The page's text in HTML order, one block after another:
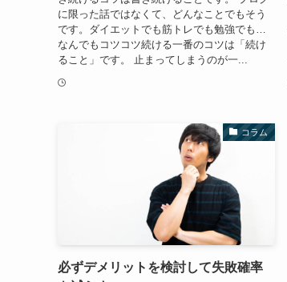
に限った話ではなくて、どんなことでもそう
です。ダイエットでも筋トレでも勉強でも…
なんでもコツコツ続ける一番のコツは「続け
ること」です。 止まってしまうのが一...
コラム
必ずデメリットを検討して失敗確率